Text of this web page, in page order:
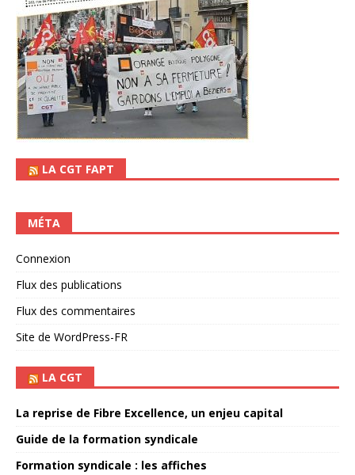
LA CGT FAPT
MÉTA
Connexion
Flux des publications
Flux des commentaires
Site de WordPress-FR
LA CGT
La reprise de Fibre Excellence, un enjeu capital
Guide de la formation syndicale
Formation syndicale : les affiches